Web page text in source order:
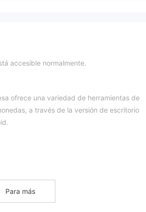
accesible normalmente.
ofrece una variedad de herramientas de
a través de la versión de escritorio
y criptomonedas.
Para más